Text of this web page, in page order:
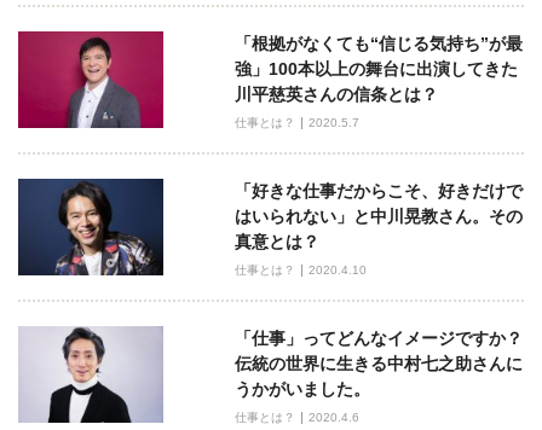
ョ
ン
「根拠がなくても“信じる気持ち”が最
強」100本以上の舞台に出演してきた
川平慈英さんの信条とは？
仕事とは？ 2020.5.7
「好きな仕事だからこそ、好きだけで
はいられない」と中川晃教さん。その
真意とは？
仕事とは？ 2020.4.10
「仕事」ってどんなイメージですか？
伝統の世界に生きる中村七之助さんに
うかがいました。
仕事とは？ 2020.4.6